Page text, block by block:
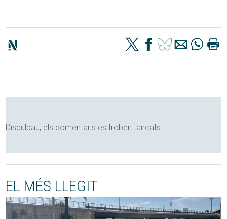
Disculpau, els comentaris es troben tancats
EL MÉS LLEGIT